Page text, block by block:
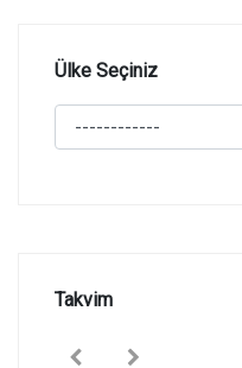
Ülke Seçiniz
Takvim